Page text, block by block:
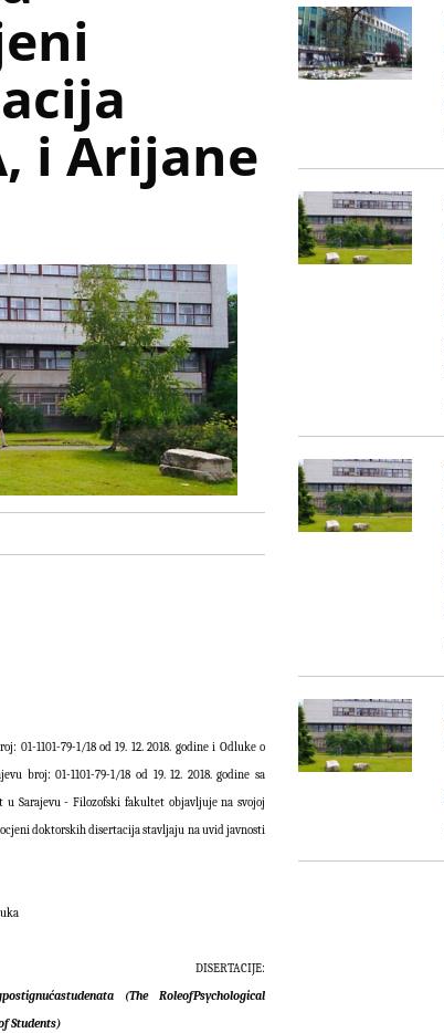
i Arijane
1101-79-1/18 od 19. 12. 2018. godine i Odluke o
broj: 01-1101-79-1/18 od 19. 12. 2018. godine sa
u Sarajevu - Filozofski fakultet objavljuje na svojoj
doktorskih disertacija stavljaju na uvid javnosti
postignućastudenata (The RoleofPsychological
Students)